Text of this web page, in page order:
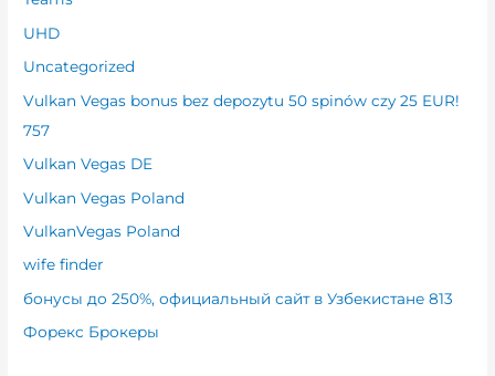
UHD
Uncategorized
Vulkan Vegas bonus bez depozytu 50 spinów czy 25 EUR!
757
Vulkan Vegas DE
Vulkan Vegas Poland
VulkanVegas Poland
wife finder
бонусы до 250%, официальный сайт в Узбекистане 813
Форекс Брокеры